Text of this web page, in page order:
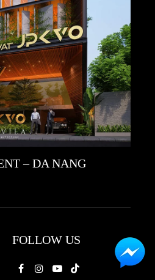
– DA NANG
FOLLOW US
FacebookInstagram
YoutubeTiktok